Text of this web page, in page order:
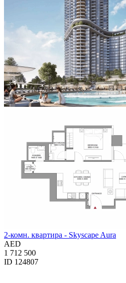
2-комн. квартира - Skyscape Aura
AED
1 712 500
ID 124807